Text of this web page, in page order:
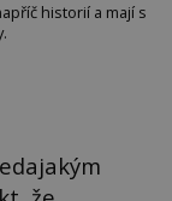
historií a mají s